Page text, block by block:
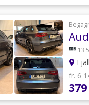
13
fr. 6